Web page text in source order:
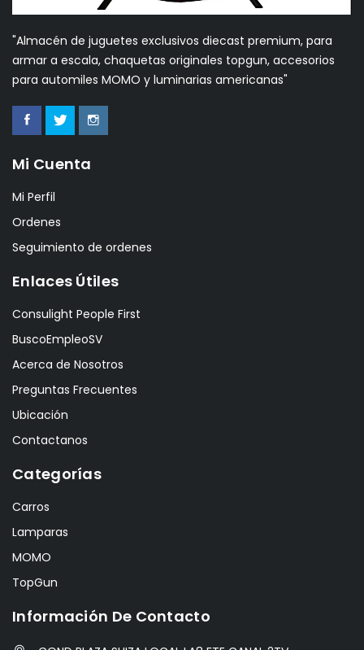
"Almacén de juguetes exclusivos diecast premium, para
armar a escala, chaquetas originales topgun, accesorios
para automiles MOMO y luminarias americanas"
Mi Cuenta
Mi Perfil
Ordenes
Seguimiento de ordenes
Enlaces Útiles
Consulight People First
BuscoEmpleoSV
Acerca de Nosotros
Preguntas Frecuentes
Ubicación
Contactanos
Categorías
Carros
Lamparas
MOMO
TopGun
Información De Contacto